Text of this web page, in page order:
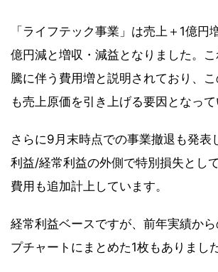
「ライフテック事業」は売上＋1億
億円減と増収・減益となりました。
騰に伴う費用増と説明されており、
も売上原価を引き上げる要因となって
さらに9月末時点での事業撤退も発表
利益/経常利益の外側で特別損失とし
費用も追加計上しています。
経常利益ベースですが、前年実績か
プチャートにまとめた1枚もありました